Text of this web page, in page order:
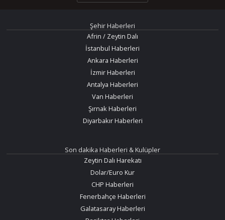
Şehir Haberleri
Afrin / Zeytin Dalı
İstanbul Haberleri
Ankara Haberleri
İzmir Haberleri
Antalya Haberleri
Van Haberleri
Şırnak Haberleri
Diyarbakır Haberleri
Son dakika Haberleri & Kulüpler
Zeytin Dalı Harekatı
Dolar/Euro Kur
CHP Haberleri
Fenerbahçe Haberleri
Galatasaray Haberleri